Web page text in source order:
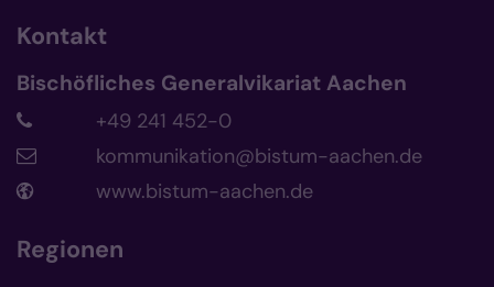
Kontakt
Bischöfliches Generalvikariat Aachen
+49 241 452-0
kommunikation@bistum-aachen.de
www.bistum-aachen.de
Regionen